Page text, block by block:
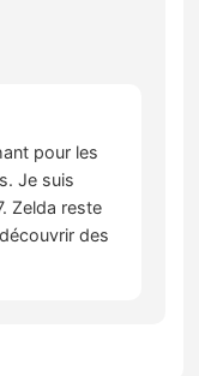
pour les
Je suis
Zelda reste
des